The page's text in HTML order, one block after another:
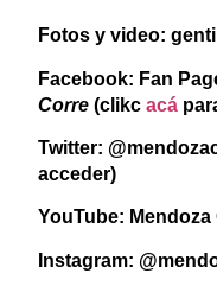
Fotos y video:
Facebook: Fan
Corre(clikc acá
Twitter:
acceder)
YouTube:
Instagram: